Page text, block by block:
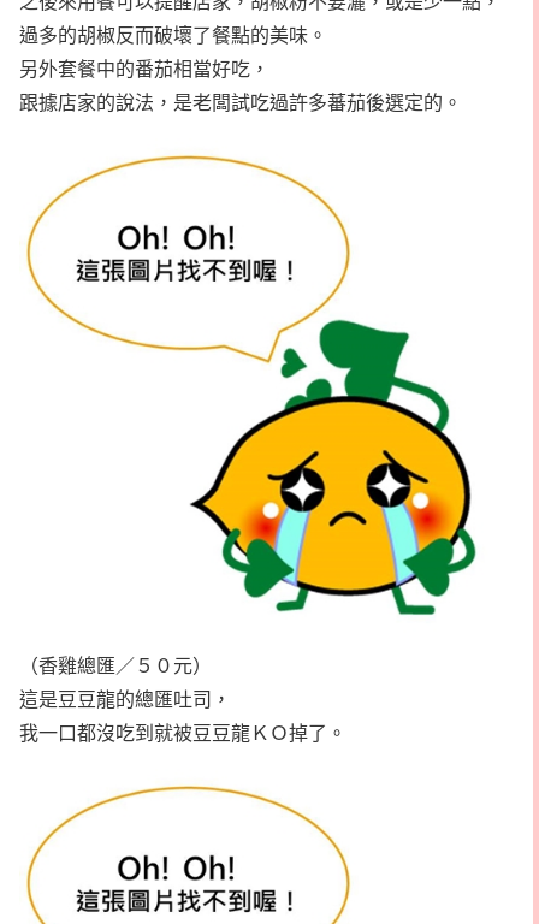
過多的胡椒反而破壞了餐點的美味。
另外套餐中的番茄相當好吃，
跟據店家的說法，是老闆試吃過許多蕃茄後選定的。
（香雞總匯／５０元）
這是豆豆龍的總匯吐司，
我一口都沒吃到就被豆豆龍ＫＯ掉了。